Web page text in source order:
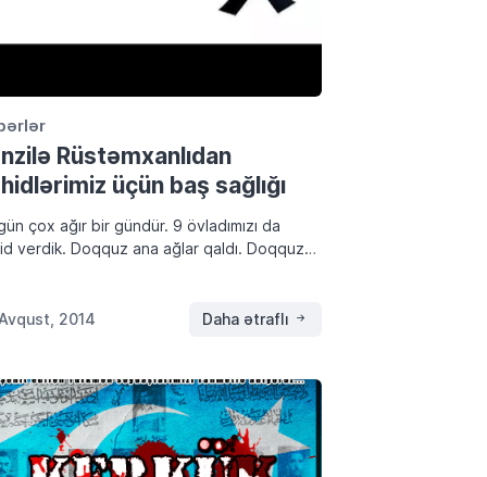
Rüstəmxanlıdan
üçün baş sağlığı
çox ağır bir gündür. 9 övladımızı da
verdik. Doqquz ana ağlar qaldı. Doqquz
olsun, […]2014 Daha ətraflı